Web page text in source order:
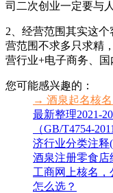
司二次创业一定要与
2、经营范围其实这
营范围不求多只求精
营行业+电子商务、
您可能感兴趣的：
→ 酒泉起名核
最新整理2021-
（GB/T4754-
济行业分类注释(
酒泉注册零食店
工商网上核名
怎么选？